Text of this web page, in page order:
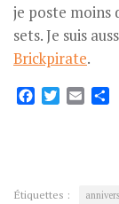
je poste moins
sets. Je suis
Brickpirate.
Facebook
Twitter
Email
Étiquettes :